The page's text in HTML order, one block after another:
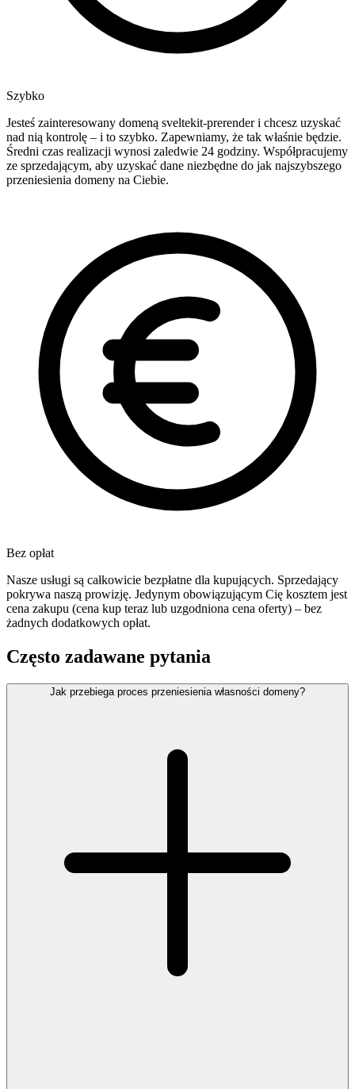
Szybko
Jesteś zainteresowany domeną sveltekit-prerender i chcesz uzyskać
nad nią kontrolę – i to szybko. Zapewniamy, że tak właśnie będzie.
Średni czas realizacji wynosi zaledwie 24 godziny. Współpracujemy
ze sprzedającym, aby uzyskać dane niezbędne do jak najszybszego
przeniesienia domeny na Ciebie.
Bez opłat
Nasze usługi są całkowicie bezpłatne dla kupujących. Sprzedający
pokrywa naszą prowizję. Jedynym obowiązującym Cię kosztem jest
cena zakupu (cena kup teraz lub uzgodniona cena oferty) – bez
żadnych dodatkowych opłat.
Często zadawane pytania
Jak przebiega proces przeniesienia własności domeny?